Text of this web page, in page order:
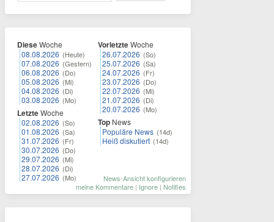
DieseWoche
08.08.2026 (Heute)
07.08.2026 (Gestern)
06.08.2026 (Do)
05.08.2026 (Mi)
04.08.2026 (Di)
03.08.2026 (Mo)
LetzteWoche
02.08.2026 (So)
01.08.2026 (Sa)
31.07.2026 (Fr)
30.07.2026 (Do)
29.07.2026 (Mi)
28.07.2026 (Di)
27.07.2026 (Mo)
VorletzteWoche
26.07.2026 (So)
25.07.2026 (Sa)
24.07.2026 (Fr)
23.07.2026 (Do)
22.07.2026 (Mi)
21.07.2026 (Di)
20.07.2026 (Mo)
Top News
Populäre News (14d)
Heiß diskutiert (14d)
News-Ansicht konfigurieren
meine Kommentare | Ignore | Notifies